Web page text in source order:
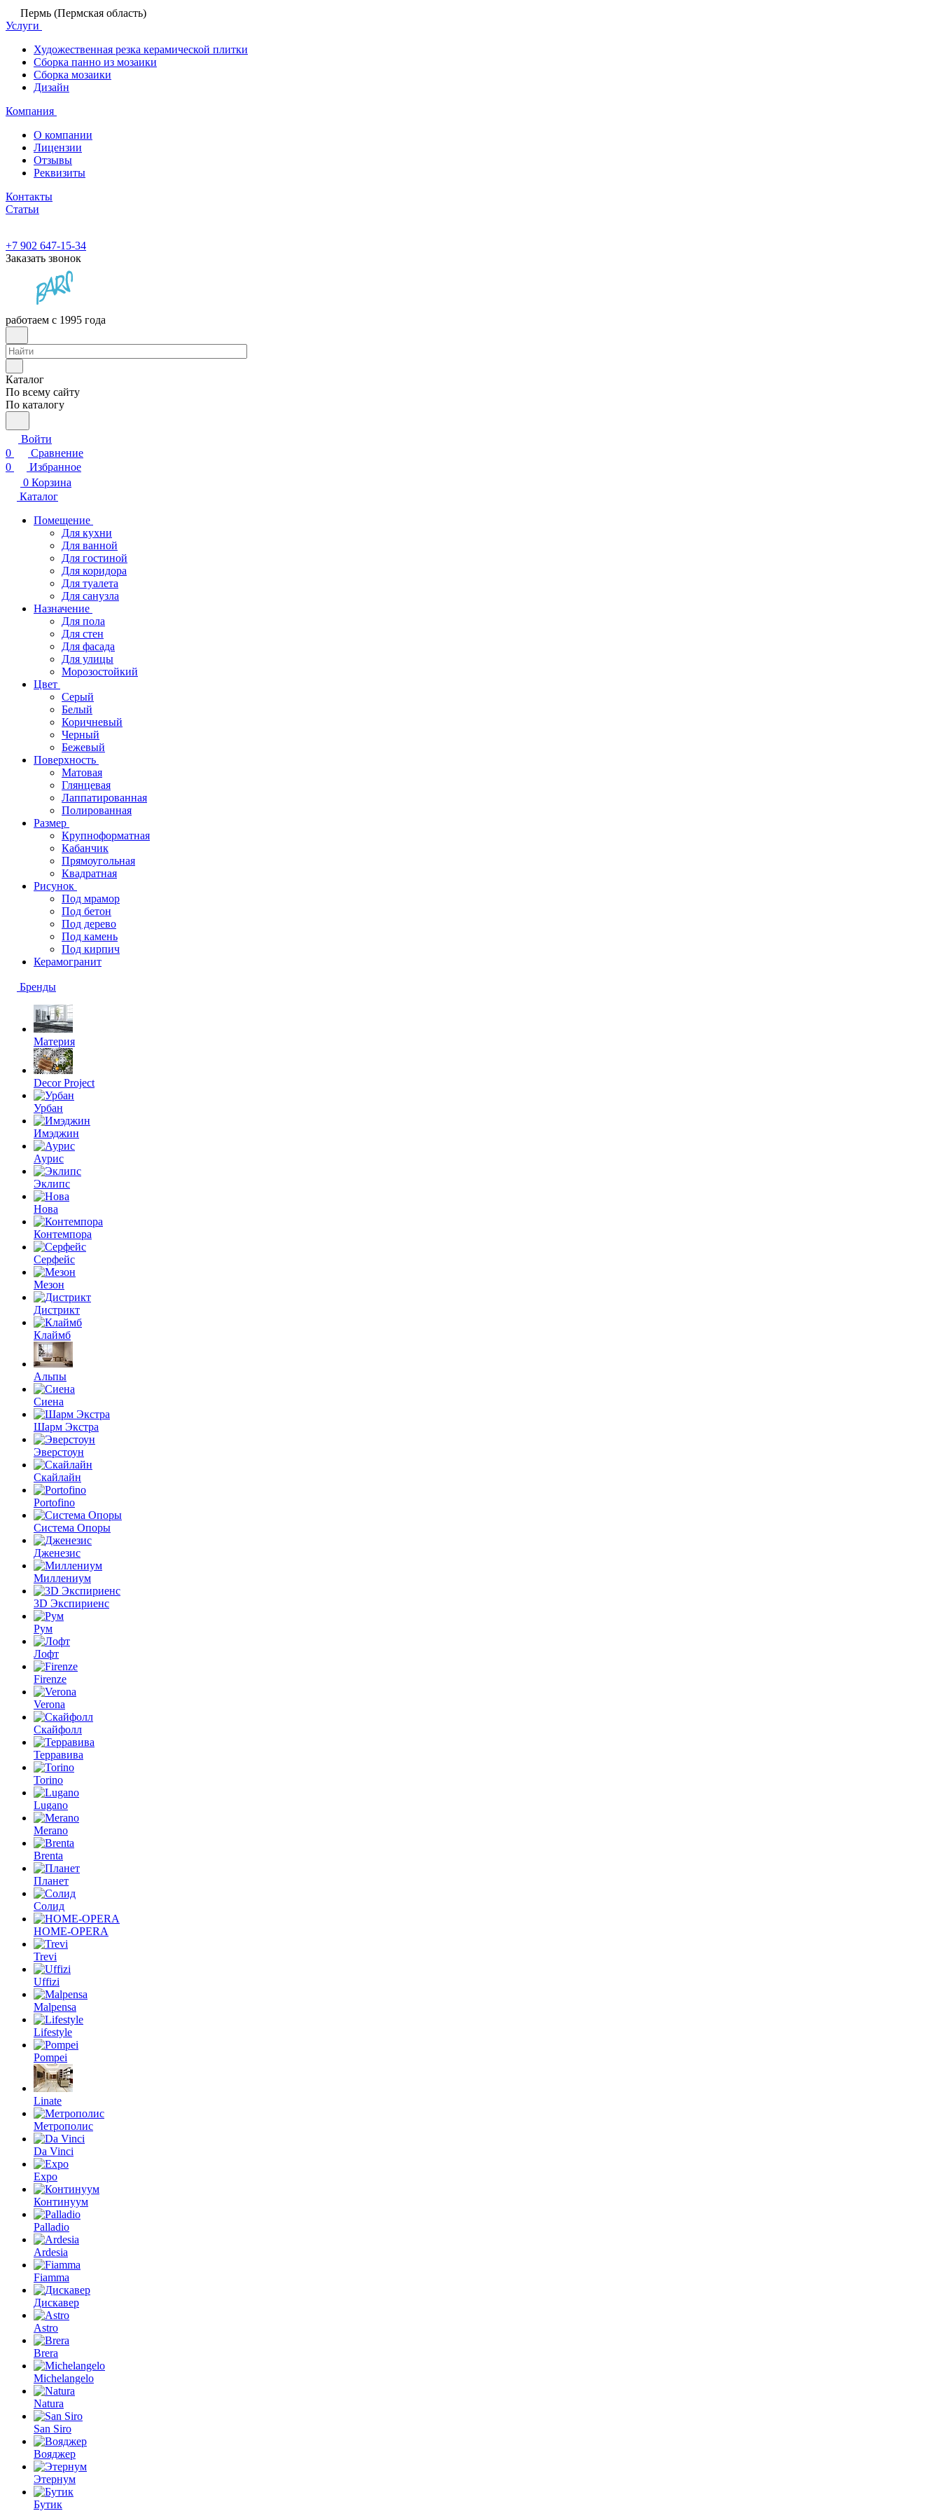
Пермь (Пермская область)
Услуги
Художественная резка керамической плитки
Сборка панно из мозаики
Сборка мозаики
Дизайн
Компания
О компании
Лицензии
Отзывы
Реквизиты
Контакты
Статьи
+7 902 647-15-34
Заказать звонок
работаем с 1995 года
Каталог
По всему сайту
По каталогу
Войти
0
Сравнение
0
Избранное
0 Корзина
Каталог
Помещение
Для кухни
Для ванной
Для гостиной
Для коридора
Для туалета
Для санузла
Назначение
Для пола
Для стен
Для фасада
Для улицы
Морозостойкий
Цвет
Серый
Белый
Коричневый
Черный
Бежевый
Поверхность
Матовая
Глянцевая
Лаппатированная
Полированная
Размер
Крупноформатная
Кабанчик
Прямоугольная
Квадратная
Рисунок
Под мрамор
Под бетон
Под дерево
Под камень
Под кирпич
Керамогранит
Бренды
Материя
Decor Project
Урбан
Имэджин
Аурис
Эклипс
Нова
Контемпора
Серфейс
Мезон
Дистрикт
Клаймб
Альпы
Сиена
Шарм Экстра
Эверстоун
Скайлайн
Portofino
Система Опоры
Дженезис
Миллениум
3D Экспириенс
Рум
Лофт
Firenze
Verona
Скайфолл
Терравива
Torino
Lugano
Merano
Brenta
Планет
Солид
HOME-OPERA
Trevi
Uffizi
Malpensa
Lifestyle
Pompei
Linate
Метрополис
Da Vinci
Expo
Континуум
Palladio
Ardesia
Fiamma
Дискавер
Astro
Brera
Michelangelo
Natura
San Siro
Вояджер
Этернум
Бутик